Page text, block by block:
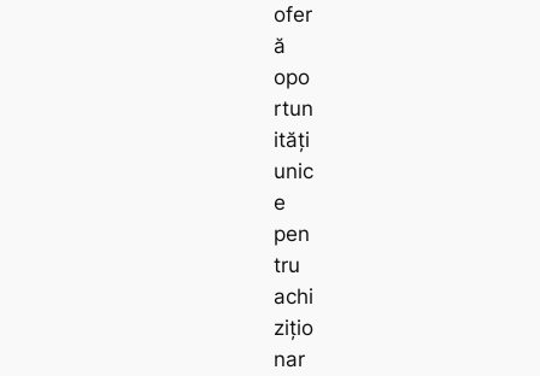
ofer
ă
opo
rtun
ități
unic
e
pen
tru
achi
zițio
nar